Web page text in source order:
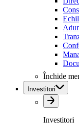
Închide
Investitori
Investitori